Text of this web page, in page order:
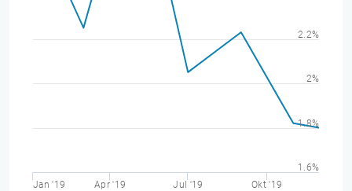
Jan '19 Apr '19 Jul '19 Okt '19
1.6%
1.8%
2%
2.2%